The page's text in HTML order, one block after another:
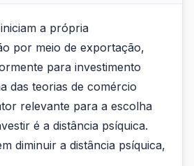
a própria
por meio de exportação,
para investimento
das teorias de comércio
relevante para a escolha
é a distância psíquica.
diminuir a distância psíquica,